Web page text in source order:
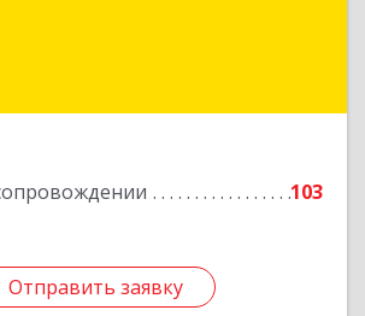
103
Отправить заявку
край, Новокубанск г,
Отправить заявку